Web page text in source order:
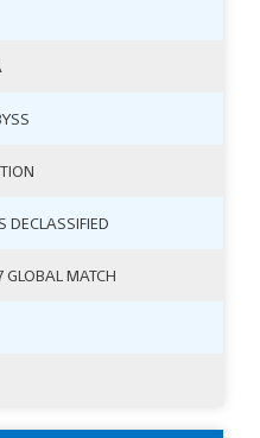
DECLASSIFIED
GLOBAL MATCH